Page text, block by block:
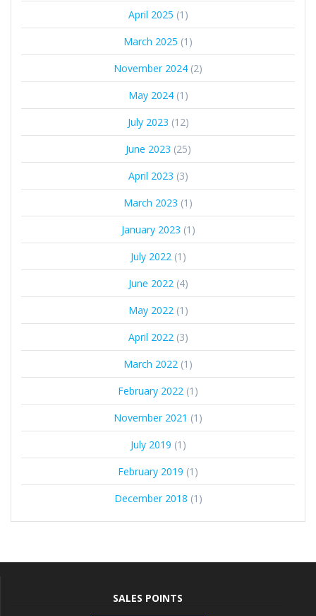
April 2025 (1)
March 2025 (1)
November 2024 (2)
May 2024(1)
July 2023 (12)
June 2023 (25)
April 2023 (3)
March 2023 (1)
January 2023 (1)
July 2022(1)
June 2022(4)
May 2022(1)
April 2022(3)
March 2022 (1)
February 2022 (1)
November 2021 (1)
July 2019 (1)
February 2019 (1)
December 2018 (1)
SALES POINTS